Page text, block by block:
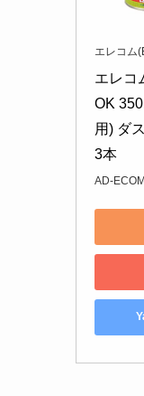
エレコム
エレコ
OK
用) ダ
3本
AD-